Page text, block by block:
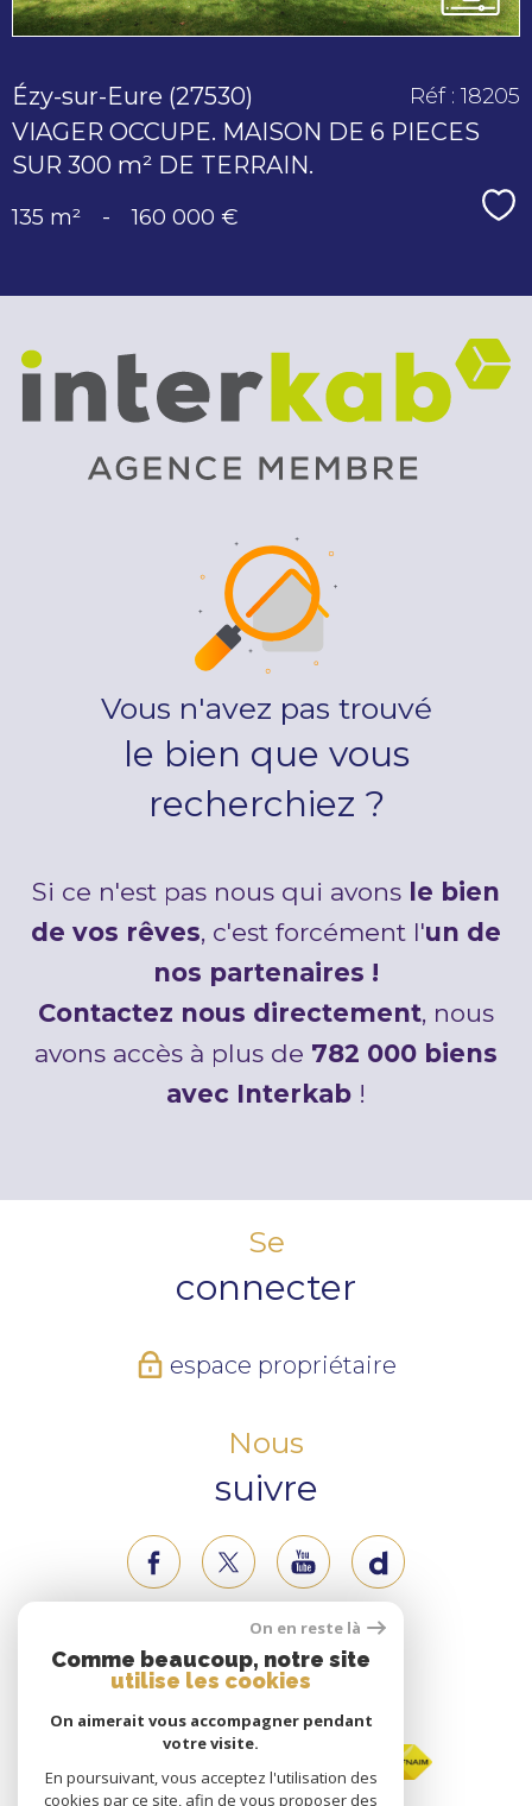
Ézy-sur-Eure (27530)
VIAGER OCCUPE. MAISON DE 6 PIECES
SUR 300 m² DE TERRAIN.
Réf : 18205
135 m² - 160 000 €
Vous n'avez pas trouvé
le bien que vous
recherchiez ?
Si ce n'est pas nous qui avons le bien
de vos rêves, c'est forcément l'un de
nos partenaires !
Contactez nous directement, nous
avons accès à plus de 782 000 biens
avec Interkab !
Se
connecter
espace propriétaire
Nous
suivre
Nous
adhérons
On en reste là
Comme beaucoup, notre site
utilise les cookies
On aimerait vous accompagner pendant
votre visite.
En poursuivant, vous acceptez l'utilisation des
cookies par ce site, afin de vous proposer des